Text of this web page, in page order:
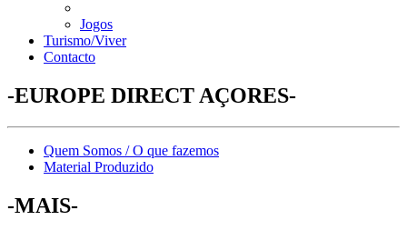
Jogos
Turismo/Viver
Contacto
-EUROPE DIRECT AÇORES-
Quem Somos / O que fazemos
Material Produzido
-MAIS-